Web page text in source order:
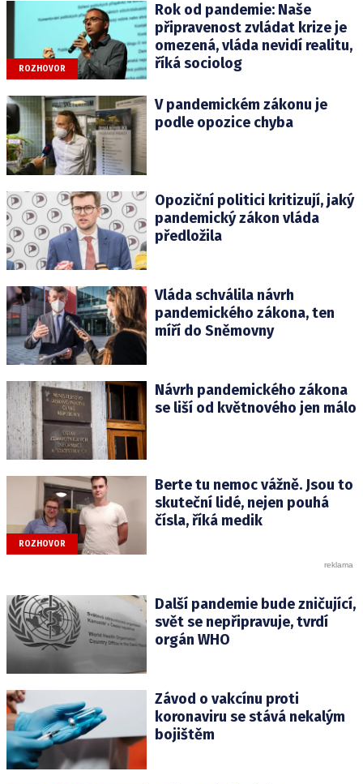
ROZHOVOR
Rok od pandemie: Naše
připravenost zvládat krize je
omezená, vláda nevidí realitu,
říká sociolog
V pandemickém zákonu je
podle opozice chyba
Opoziční politici kritizují, jaký
pandemický zákon vláda
předložila
Vláda schválila návrh
pandemického zákona, ten
míří do Sněmovny
Návrh pandemického zákona
se liší od květnového jen málo
ROZHOVOR
Berte tu nemoc vážně. Jsou to
skuteční lidé, nejen pouhá
čísla, říká medik
Další pandemie bude zničující,
svět se nepřipravuje, tvrdí
orgán WHO
Závod o vakcínu proti
koronaviru se stává nekalým
bojištěm